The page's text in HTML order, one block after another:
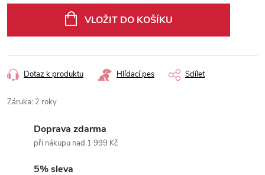
VLOŽIT DO KOŠÍKU
Dotaz k produktu Hlídací pes Sdílet
Záruka: 2 roky
Doprava zdarma
při nákupu nad 1 999 Kč
5% sleva